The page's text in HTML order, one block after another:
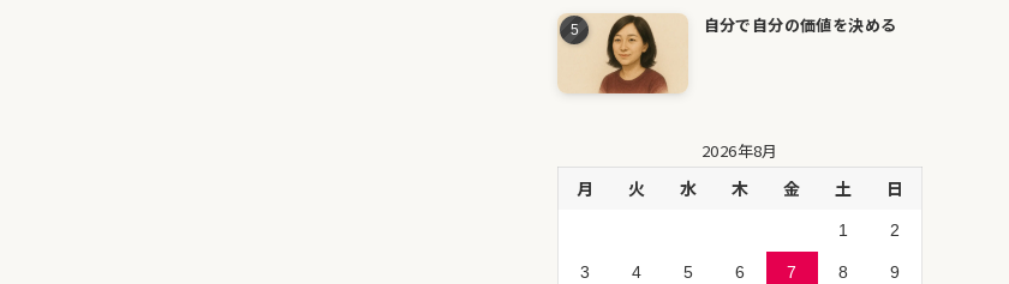
自分で自分の価値を決める
2026年8月
月 火 水 木 金 土 日
1 2
3 4 5 6 7 8 9